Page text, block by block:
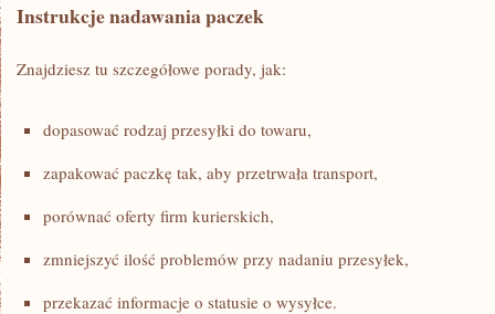
Instrukcje nadawania paczek
Znajdziesz tu szczegółowe porady, jak:
dopasować rodzaj przesyłki do towaru,
zapakować paczkę tak, aby przetrwała transport,
porównać oferty firm kurierskich,
zmniejszyć ilość problemów przy nadaniu przesyłek,
przekazać informacje o statusie o wysyłce.